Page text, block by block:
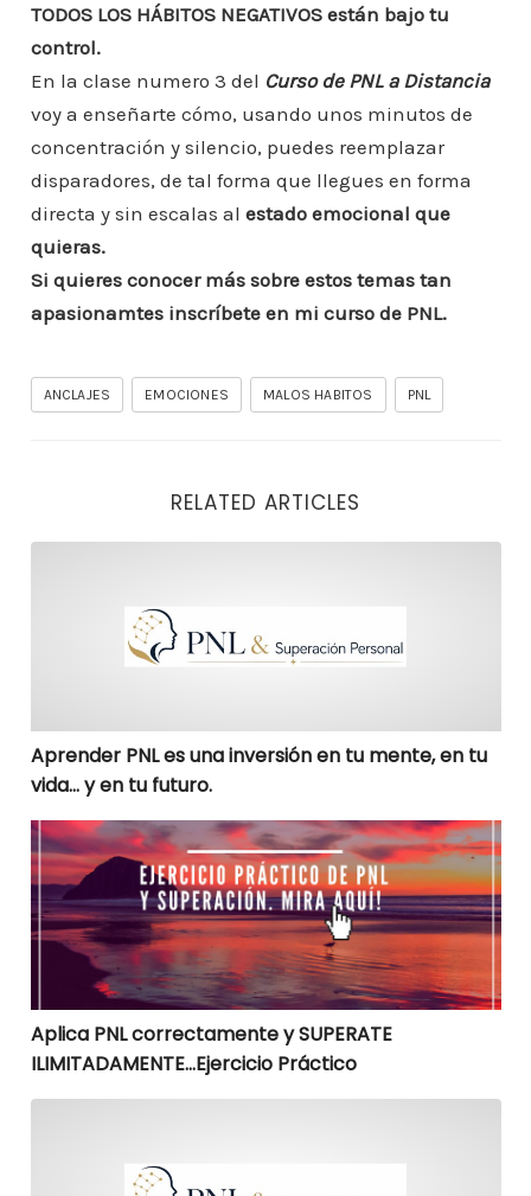
TODOS LOS HÁBITOS NEGATIVOS están bajo tu
control.
En la clase numero 3 del Curso de PNL a Distancia
voy a enseñarte cómo, usando unos minutos de
concentración y silencio, puedes reemplazar
disparadores, de tal forma que llegues en forma
directa y sin escalas al estado emocional que
quieras.
Si quieres conocer más sobre estos temas tan
apasionamtes inscríbete en mi curso de PNL.
ANCLAJES EMOCIONES MALOS HABITOS PNL
RELATED ARTICLES
Aprender PNL es una inversión en tu mente, en tu
vida… y en tu futuro.
Aplica PNL correctamente y SUPERATE
Aplica PNL correctamente y SUPERATE
ILIMITADAMENTE…Ejercicio Práctico